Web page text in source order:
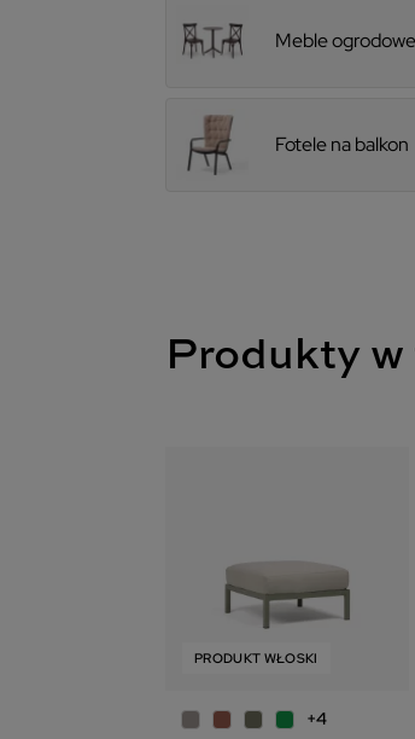
Meble ogrodowe
Fotele na balkon
Produkty
PRODUKT WŁOSKI
+4
ZESTAW PRODUKT WŁOSKI